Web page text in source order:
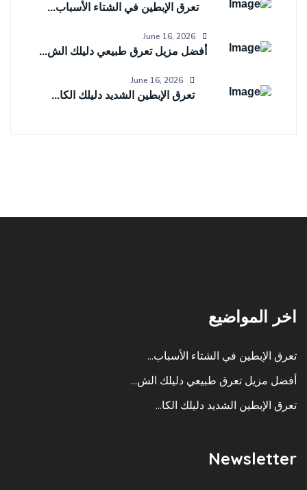
تعرق الإبطين في الشتاء الأسباب...
June 16, 2026
أفضل مزيل تعرق طبيعي دليلك الش...
June 16, 2026
تعرق الإبطين الشديد دليلك الكا...
اخر المواضيع
تعرق الإبطين في الشتاء الأسباب...
أفضل مزيل تعرق طبيعي دليلك الش...
تعرق الإبطين الشديد دليلك الكا...
Newsletter